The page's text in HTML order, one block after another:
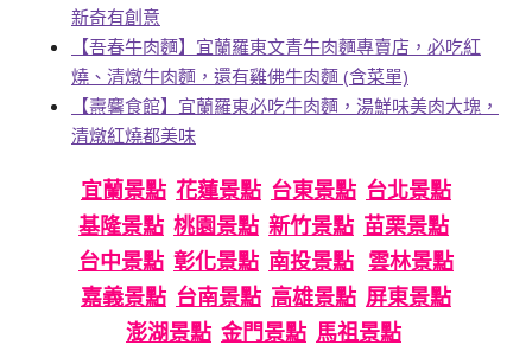
新奇有創意
【吾春牛肉麵】宜蘭羅東文青牛肉麵專賣店，必吃紅
燒、清燉牛肉麵，還有雞佛牛肉麵 (含菜單)
【燾麘食館】宜蘭羅東必吃牛肉麵，湯鮮味美肉大塊，
清燉紅燒都美味
宜蘭景點 花蓮景點 台東景點 台北景點
基隆景點 桃園景點 新竹景點 苗栗景點
台中景點 彰化景點 南投景點 雲林景點
嘉義景點 台南景點 高雄景點 屏東景點
澎湖景點 金門景點 馬祖景點